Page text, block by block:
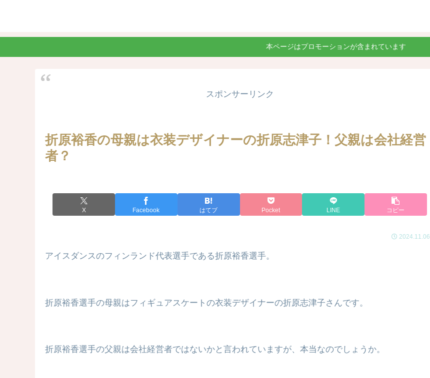
本ページはプロモーションが含まれています
スポンサーリンク
折原裕香の母親は衣装デザイナーの折原志津子！父親は会社経営
者？
X Facebook はてブ Pocket LINE コピー
2024.11.06
アイスダンスのフィンランド代表選手である折原裕香選手。
折原裕香選手の母親はフィギュアスケートの衣装デザイナーの折原志津子さんです。
折原裕香選手の父親は会社経営者ではないかと言われていますが、本当なのでしょうか。